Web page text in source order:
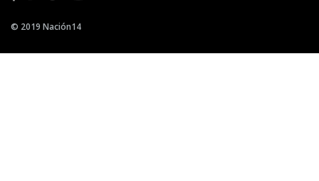
© 2019 Nación14